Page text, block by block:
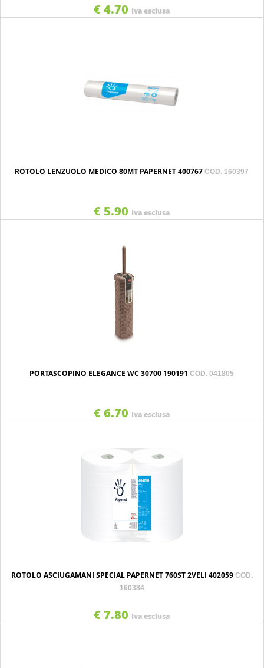
€ 4.70 Iva esclusa
ROTOLO LENZUOLO MEDICO 80MT PAPERNET 400767 COD. 160397
€ 5.90 Iva esclusa
PORTASCOPINO ELEGANCE WC 30700 190191 COD. 041805
€ 6.70 Iva esclusa
ROTOLO ASCIUGAMANI SPECIAL PAPERNET 760ST 2VELI 402059 COD.
160384
€ 7.80 Iva esclusa